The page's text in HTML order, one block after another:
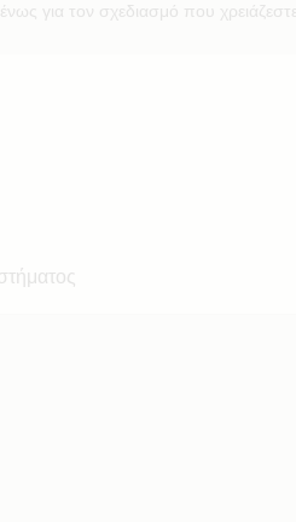
για τον σχεδιασμό που χρειάζεστε.